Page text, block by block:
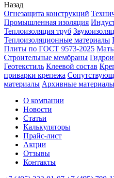
Назад
Огнезащита конструкций
Промышленная изоляция
Теплоизоляция труб
Теплоизоляционные материалы
Плиты по ГОСТ 9573-2025
Строительные мембраны
Геотекстиль Клеевой состав
приварки крепежа
материалы Архивные материалы
О компании
Новости
Статьи
Калькуляторы
Прайс-лист
Акции
Отзывы
Контакты